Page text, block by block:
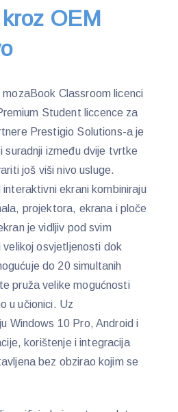
OEM
mozaBook Classroom licenci
Student liccence za
Prestigio Solutions-a je
suradnji između dvije tvrtke
još viši nivo usluge.
ekrani kombiniraju
projektora, ekrana i ploče
je vidljiv pod svim
velikoj osvjetljenosti dok
do 20 simultanih
pruža velike mogućnosti
u učionici. Uz
Windows 10 Pro, Android i
korištenje i integracija
bez obzirao kojim se